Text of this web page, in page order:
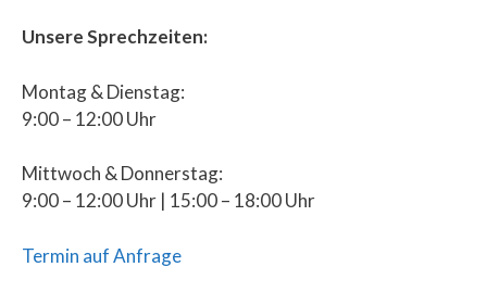
Unsere Sprechzeiten:
Montag & Dienstag:
9:00 – 12:00 Uhr
Mittwoch & Donnerstag:
9:00 – 12:00 Uhr | 15:00 – 18:00 Uhr
Termin auf Anfrage